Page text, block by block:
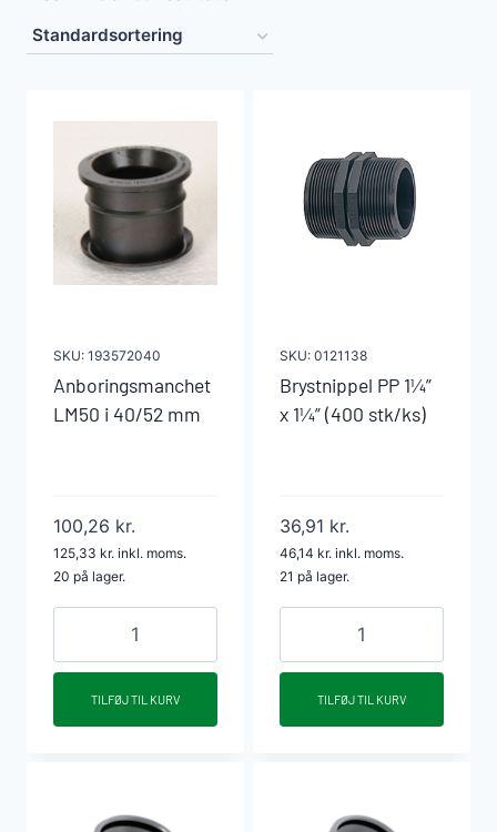
SKU: 193572040
Anboringsmanchet
LM50 i 40/52 mm
100,26 kr.
125,33 kr. inkl. moms.
20 på lager.
Anboringsmanchet
40/52
TILFØJ TIL KURV
SKU: 0121138
Brystnippel PP 1¼”
x 1¼” (400 stk/ks)
36,91 kr.
46,14 kr. inkl. moms.
21 på lager.
Brystnippel
x
stk/ks)
TILFØJ TIL KURV